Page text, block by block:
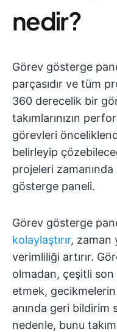
nedir?
Görev gösterge
parçasıdır ve tüm
360 derecelik bir
takımlarınızın
görevleri
belirleyip
projeleri
gösterge paneli.
Görev gösterge
kolaylaştırır, zaman
verimliliği artırır.
olmadan, çeşitli
etmek,
anında geri bildirim
nedenle, bunu